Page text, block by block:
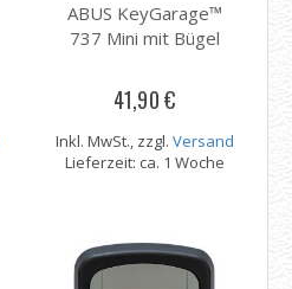
ABUS KeyGarage™
737 Mini mit Bügel
41,90 €
Inkl. MwSt., zzgl. Versand
Lieferzeit: ca. 1 Woche